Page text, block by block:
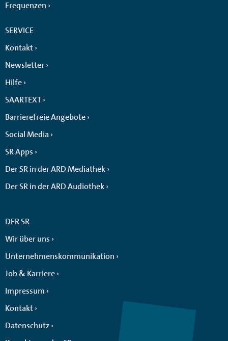
Frequenzen
SERVICE
Kontakt
Newsletter
Hilfe
SAARTEXT
Barrierefreie Angebote
Social Media
SR Apps
Der SR in der ARD Mediathek
Der SR in der ARD Audiothek
DER SR
Wir über uns
Unternehmenskommunikation
Job & Karriere
Impressum
Kontakt
Datenschutz